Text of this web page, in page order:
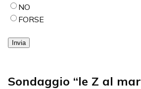
NO
FORSE
Invia
Sondaggio “le Z al